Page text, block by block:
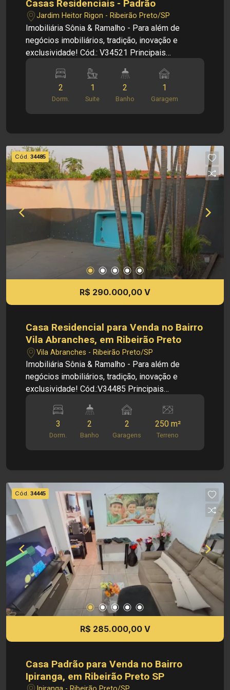
Casas Residenciais - Padrão
Jardim Heitor Rigon - Ribeirão Preto/SP
Imobiliária Sônia & Ramalho - Para além de
negócios imobiliários, tradição, inovação e
exclusividade! Cód.: V34521 Principais
completa Dimensões: - 130,00 m² área terreno -
101,28 m² área construída Investimento de
referente a valores, dados e disponibilidade de
seus imóveis, sem aviso prévio.
2
Dorm.
1
Suite
2
Banho
1
Garagem
Cód. 34485
R$ 290.000,00 V
Casa Residencial para Venda no Bairro
Vila Abranches, em Ribeirão Preto
Vila Abranches - Ribeirão Preto/SP
Imobiliária Sônia & Ramalho - Para além de
negócios imobiliários, tradição, inovação e
exclusividade! Cód.:V34485 Principais
Bairro Vila Abranches - Sala - Cozinha - 03
Dormitórios - 02 Banheiros sociais - Área de
serviço - 02 Vagas de garagem Dimensões: -
250,00 m² de Área Terreno - 145,86 m² de Área
supermercados Investimento de Venda: R$
290.000,00 Obs.: como imobiliária, me reservo o
direito de alterar qualquer informação referente
aos valores, dados e disponibilidade de meus
imóveis, sem aviso prévio.
3
Dorm.
2
Banho
2
Garagens
250 m²
Terreno
Cód. 34445
R$ 285.000,00 V
Casa Padrão para Venda no Bairro
Ipiranga, em Ribeirão Preto SP